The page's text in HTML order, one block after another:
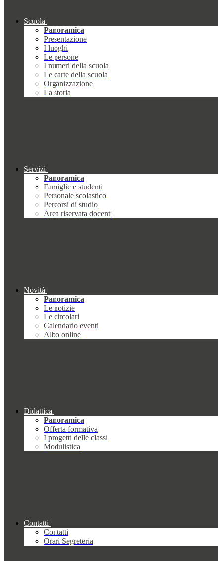
Scuola
Panoramica
Presentazione
I luoghi
Le persone
I numeri della scuola
Le carte della scuola
Organizzazione
La storia
Servizi
Panoramica
Famiglie e studenti
Personale scolastico
Percorsi di studio
Area riservata docenti
Novità
Panoramica
Le notizie
Le circolari
Calendario eventi
Albo online
Didattica
Panoramica
Offerta formativa
I progetti delle classi
Modulistica
Contatti
Contatti
Orari Segreteria